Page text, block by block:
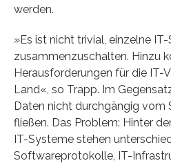
werden.
»Es ist nicht trivial, einzelne
zusammenzuschalten. Hinzu
Herausforderungen für die IT-
Land«, so Trapp. Im
Daten nicht durchgängig vom
fließen. Das Problem: Hinter
IT-Systeme stehen
Softwareprotokolle, IT-